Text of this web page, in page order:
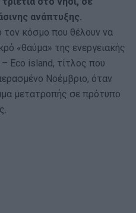
ανάπτυξης.
τον κόσμο που θέλουν να
«θαύμα» της ενεργειακής
Eco island, τίτλος που
Νοέμβριο, όταν
μετατροπής σε πρότυπο